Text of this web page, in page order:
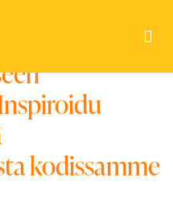
kodissamme